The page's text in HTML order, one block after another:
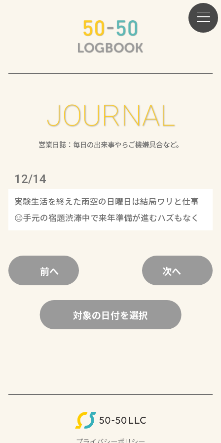
JOURNAL
営業日誌：毎日の出来事やらご機嫌具合など。
12/14
実験生活を終えた雨空の日曜日は結局ワリと仕事
😑手元の宿題渋滞中で来年準備が進むハズもなく
前へ 次へ
対象の日付を選択